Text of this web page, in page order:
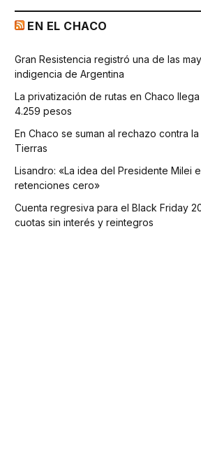
EN EL CHACO
Gran Resistencia registró una de las
indigencia de Argentina
La privatización de rutas en Chaco
4.259 pesos
En Chaco se suman al rechazo contra
Tierras
Lisandro: «La idea del Presidente Milei
retenciones cero»
Cuenta regresiva para el Black Friday
cuotas sin interés y reintegros